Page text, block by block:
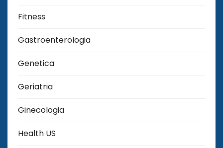
Fitness
Gastroenterologia
Genetica
Geriatria
Ginecologia
Health US